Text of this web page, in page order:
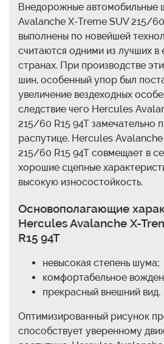
Внедорожные автомобильные
Avalanche X-Treme SUV 215/
выполнены по новейшей
считаются одними из лучших в
странах. При производстве
шин, особенный упор был
увеличение вездеходных
следствие чего Hercules
215/60 R15 94T замечательно
распутице. Hercules
215/60 R15 94T совмещает в
хорошие сцепные
высокую износостойкость.
Основополагающие
Hercules Avalanche X-
R15 94T
невысокая степень шума;
комфортабельное
прекрасный внешний вид.
Оптимизированный рисунок
способствует уверенному